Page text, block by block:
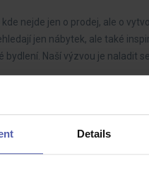
Details
kde nejde jen o prodej, ale o
jen nábytek, ale také
bydlení. Naší výzvou je naladit
(ž/m)